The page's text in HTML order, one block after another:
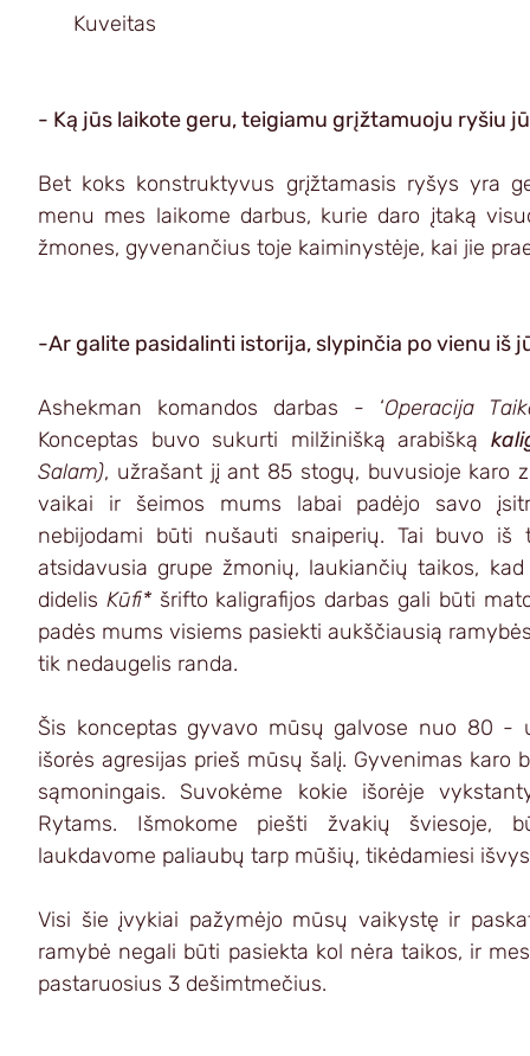
      Kuveitas
- Ką jūs laikote geru, teigiamu grįžtamuoju ryšiu
Bet koks konstruktyvus grįžtamasis ryšys yra
menu mes laikome darbus, kurie daro įtaką
žmones, gyvenančius toje kaiminystėje, kai jie
-Ar galite pasidalinti istorija, slypinčia po vienu iš
Ashekman komandos darbas - ‘Operacija
Konceptas buvo sukurti milžinišką arabišką
Salam), užrašant jį ant 85 stogų, buvusioje karo
vaikai ir šeimos mums labai padėjo savo
nebijodami būti nušauti snaiperių. Tai buvo
atsidavusia grupe žmonių, laukiančių taikos,
didelis Kūfi* šrifto kaligrafijos darbas gali būti
padės mums visiems pasiekti aukščiausią
tik nedaugelis randa.
Šis konceptas gyvavo mūsų galvose nuo 80 -
išorės agresijas prieš mūsų šalį. Gyvenimas karo
sąmoningais. Suvokėme kokie išorėje
Rytams. Išmokome piešti žvakių šviesoje,
laukdavome paliaubų tarp mūšių, tikėdamiesi
Visi šie įvykiai pažymėjo mūsų vaikystę ir
ramybė negali būti pasiekta kol nėra taikos, ir
pastaruosius 3 dešimtmečius.